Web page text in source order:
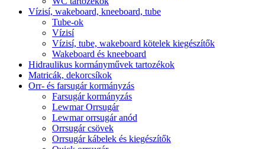
Vízisí, wakeboard, kneeboard, tube
Tube-ok
Vízisí
Vízisí, tube, wakeboard kötelek kiegészítők
Wakeboard és kneeboard
Hidraulikus kormányművek tartozékok
Matricák, dekorcsíkok
Orr- és farsugár kormányzás
Farsugár kormányzás
Lewmar Orrsugár
Lewmar orrsugár anód
Orrsugár csövek
Orrsugár kábelek és kiegészítők